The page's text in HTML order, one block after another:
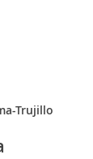
Trujillo